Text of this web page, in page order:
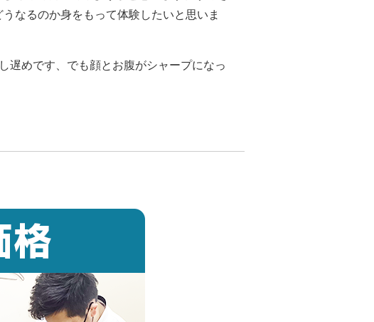
なるのか身をもって体験したいと思いま
遅めです、でも顔とお腹がシャープになっ